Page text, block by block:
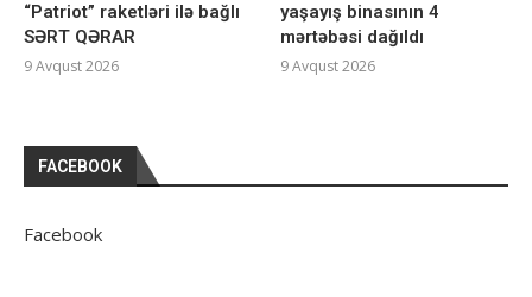
“Patriot” raketləri ilə bağlı
SƏRT QƏRAR
9 Avqust 2026
yaşayış binasının 4
mərtəbəsi dağıldı
9 Avqust 2026
FACEBOOK
Facebook